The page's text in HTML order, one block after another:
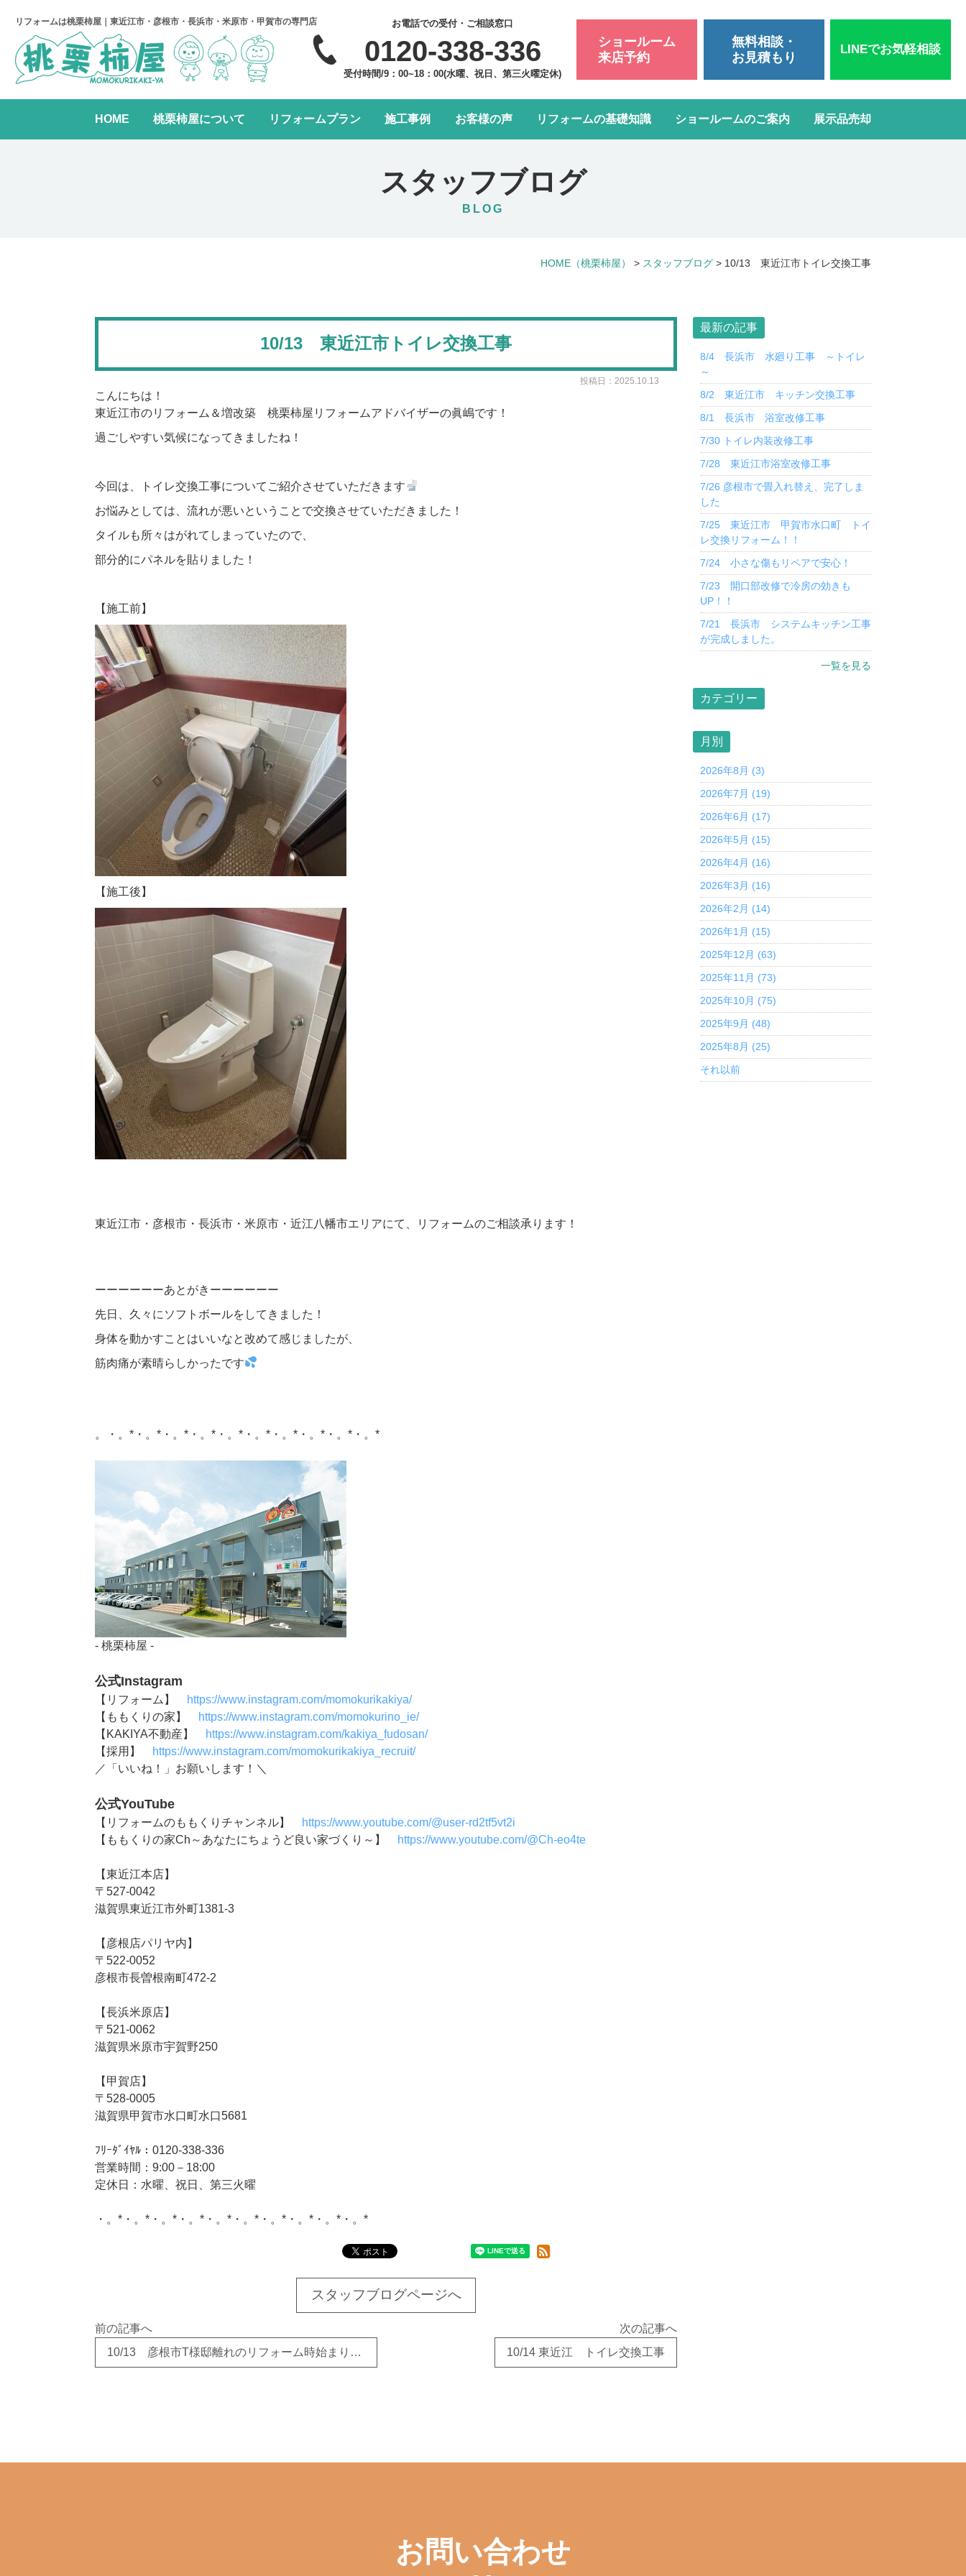
リフォームは桃栗柿屋｜東近江市・彦根市・長浜市・米原市・甲賀市の専門店 お電話での受付・ご相談窓口
0120-338-336
受付時間/9：00~18：00(水曜、祝日、第三火曜定休)
ショールーム
来店予約
無料相談・
お見積もり
LINEでお気軽相談
HOME 桃栗柿屋について リフォームプラン
水まわり4点パック LDK改装リフォーム
施工事例 お客様の声 リフォームの基礎知識 ショールームのご案内 展示品売却
スタッフブログ
BLOG
HOME （桃栗柿屋） > スタッフブログ > 10/13 東近江市トイレ交換工事
10/13 東近江市トイレ交換工事
投稿日：2025.10.13
こんにちは！
東近江市のリフォーム＆増改築 桃栗柿屋リフォームアドバイザーの眞嶋です！
過ごしやすい気候になってきましたね！
今回は、トイレ交換工事についてご紹介させていただきます
お悩みとしては、流れが悪いということで交換させていただきました！
タイルも所々はがれてしまっていたので、
部分的にパネルを貼りました！
【施工前】
【施工後】
東近江市・彦根市・長浜市・米原市・近江八幡市エリアにて、リフォームのご相談承ります！
ーーーーーーあとがきーーーーーー
先日、久々にソフトボールをしてきました！
身体を動かすことはいいなと改めて感じましたが、
筋肉痛が素晴らしかったです
。・。*・。*・。*・。*・。*・。*・。*・。*・。*・。*
- 桃栗柿屋 -
公式Instagram
【リフォーム】
https://www.instagram.com/momokurikakiya/
【ももくりの家】
https://www.instagram.com/momokurino_ie/
【KAKIYA不動産】
https://www.instagram.com/kakiya_fudosan/
【採用】
https://www.instagram.com/momokurikakiya_recruit/
／「いいね！」お願いします！＼
公式YouTube
【リフォームのももくりチャンネル】
https://www.youtube.com/@user-rd2tf5vt2i
【ももくりの家Ch～あなたにちょうど良い家づくり～】
https://www.youtube.com/@Ch-eo4te
【東近江本店】
〒527-0042
滋賀県東近江市外町1381-3
【彦根店パリヤ内】
〒522-0052
彦根市長曽根南町472-2
【長浜米原店】
〒521-0062
滋賀県米原市宇賀野250
【甲賀店】
〒528-0005
滋賀県甲賀市水口町水口5681
ﾌﾘｰﾀﾞｲﾔﾙ：0120-338-336
営業時間：9:00－18:00
定休日：水曜、祝日、第三火曜
・。*・。*・。*・。*・。*・。*・。*・。*・。*・。*
スタッフブログページへ
前の記事へ
10/13 彦根市T様邸離れのリフォーム時始まりました！
次の記事へ
10/14 東近江 トイレ交換工事
最新の記事
8/4 長浜市 水廻り工事 ～トイレ
～
8/2 東近江市 キッチン交換工事
8/1 長浜市 浴室改修工事
7/30 トイレ内装改修工事
7/28 東近江市浴室改修工事
7/26 彦根市で畳入れ替え、完了しま
した
7/25 東近江市 甲賀市水口町 トイ
レ交換リフォーム！！
7/24 小さな傷もリペアで安心！
7/23 開口部改修で冷房の効きも
UP！！
7/21 長浜市 システムキッチン工事
が完成しました。
一覧を見る
カテゴリー
月別
2026年8月 (3)
2026年7月 (19)
2026年6月 (17)
2026年5月 (15)
2026年4月 (16)
2026年3月 (16)
2026年2月 (14)
2026年1月 (15)
2025年12月 (63)
2025年11月 (73)
2025年10月 (75)
2025年9月 (48)
2025年8月 (25)
それ以前
お問い合わせ